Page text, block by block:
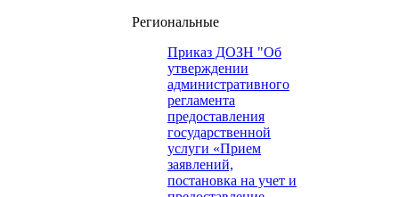
Региональные
Приказ ДОЗН "Об
утверждении
административного
регламента
предоставления
государственной
услуги «Прием
заявлений,
постановка на учет и